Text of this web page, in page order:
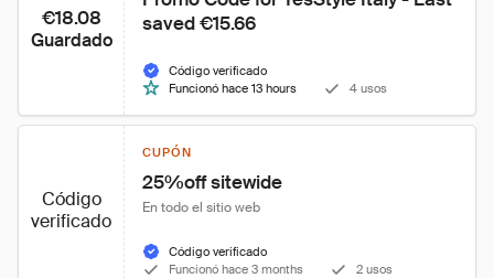
€18.08
Guardado
saved €15.66
Código verificado
Funcionó hace 13 hours
4 usos
Código
verificado
CUPÓN
25%off sitewide
En todo el sitio web
Código verificado
Funcionó hace 3 months
2 usos